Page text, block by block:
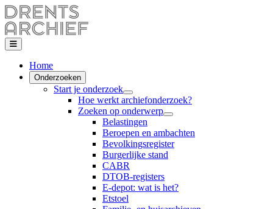
Home
Onderzoeken
Start je onderzoek
Hoe werkt archiefonderzoek?
Zoeken op onderwerp
Belastingen
Beroepen en ambachten
Bevolkingsregister
Burgerlijke stand
CABR
DTOB-registers
E-depot: wat is het?
Etstoel